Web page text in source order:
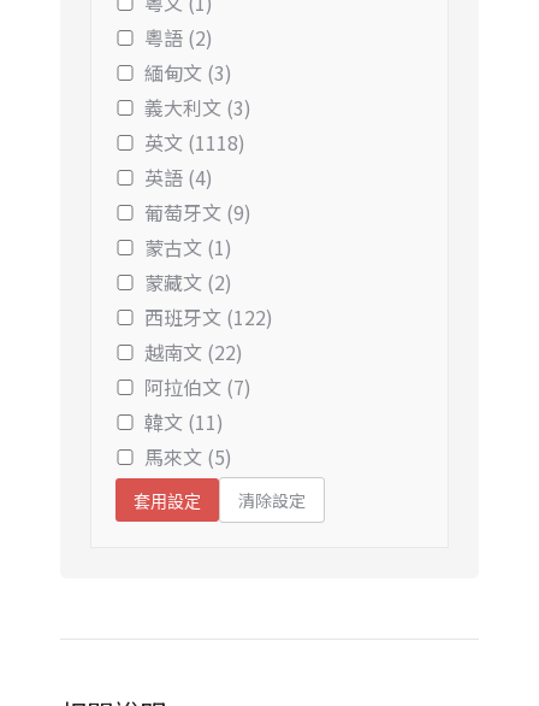
粵語 (2)
緬甸文 (3)
義大利文 (3)
英文 (1118)
英語 (4)
葡萄牙文 (9)
蒙古文 (1)
蒙藏文 (2)
西班牙文 (122)
越南文 (22)
阿拉伯文 (7)
韓文 (11)
馬來文 (5)
套用設定 清除設定